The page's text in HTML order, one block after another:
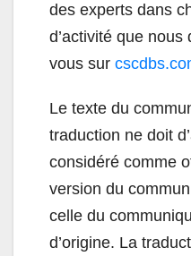
des experts dans
d’activité que
vous sur
Le texte du
traduction ne doit
considéré comme
version du
celle du
d’origine. La